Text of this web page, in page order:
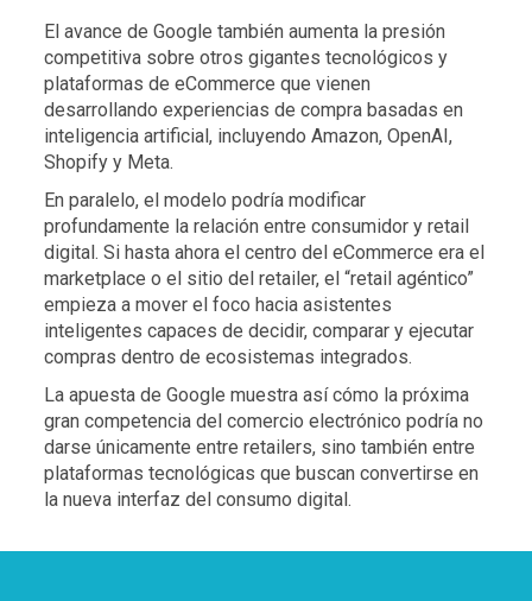
El avance de Google también aumenta la presión
competitiva sobre otros gigantes tecnológicos y
plataformas de eCommerce que vienen
desarrollando experiencias de compra basadas en
inteligencia artificial, incluyendo Amazon, OpenAI,
Shopify y Meta.
En paralelo, el modelo podría modificar
profundamente la relación entre consumidor y retail
digital. Si hasta ahora el centro del eCommerce era el
marketplace o el sitio del retailer, el “retail agéntico”
empieza a mover el foco hacia asistentes
inteligentes capaces de decidir, comparar y ejecutar
compras dentro de ecosistemas integrados.
La apuesta de Google muestra así cómo la próxima
gran competencia del comercio electrónico podría no
darse únicamente entre retailers, sino también entre
plataformas tecnológicas que buscan convertirse en
la nueva interfaz del consumo digital.